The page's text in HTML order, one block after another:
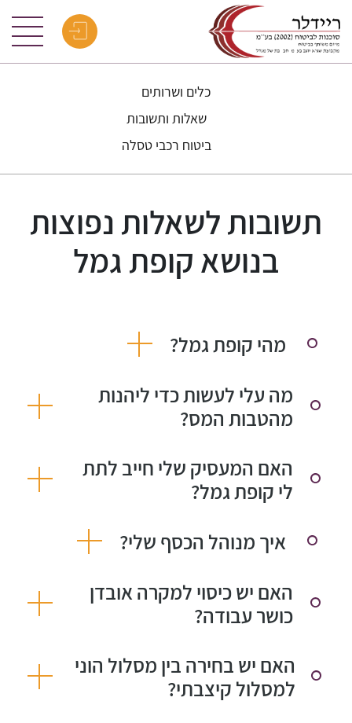
כלים ושרותים
שאלות ותשובות
ביטוח רכבי טסלה
תשובות לשאלות נפוצות
בנושא קופת גמל
מהי קופת גמל?
מה עלי לעשות כדי ליהנות
מהטבות המס?
האם המעסיק שלי חייב לתת
לי קופת גמל?
איך מנוהל הכסף שלי?
האם יש כיסוי למקרה אובדן
כושר עבודה?
האם יש בחירה בין מסלול הוני
למסלול קיצבתי?